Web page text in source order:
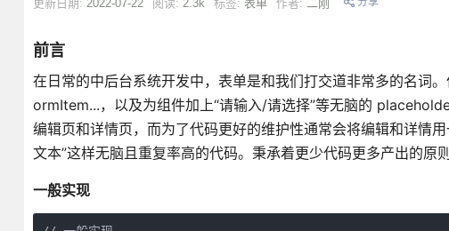
更新日期: 2022-07-22 阅读: 2.3k 标签: 表单 作者: 二刚
前言
在日常的中后台系统开发中，表单是和我们打交道非常多的名词
ormItem...，以及为组件加上“请输入/请选择”等无脑的
编辑页和详情页，而为了代码更好的维护性通常会将编辑和详情
文本”这样无脑且重复率高的代码。秉承着更少代码更多产出的原
一般实现